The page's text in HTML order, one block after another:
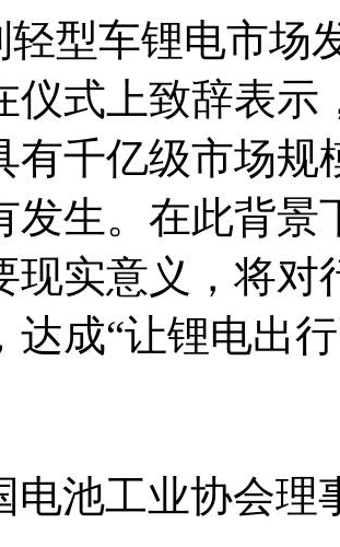
轻型车锂电市场
仪式上致辞表示
有千亿级市场规
发生。在此背景
现实意义，将对
达成“让锂电出
电池工业协会理